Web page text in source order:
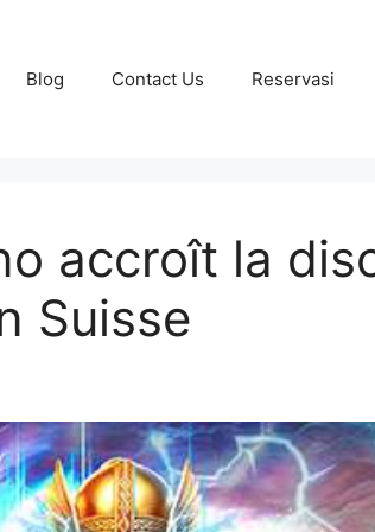
Blog Contact Us Reservasi
accroît la
Suisse